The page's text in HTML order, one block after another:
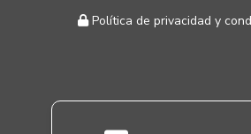
Política de privacidad y